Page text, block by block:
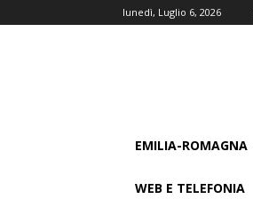
lunedì, Luglio 6, 2026
EMILIA-ROMAGNA
WEB E TELEFONIA